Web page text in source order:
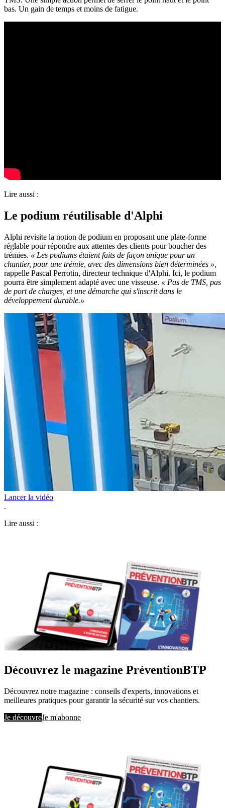
bas. Un gain de temps et moins de fatigue.
Lire aussi :
Le podium réutilisable d'Alphi
Alphi revisite la notion de podium en proposant une plate-forme
réglable pour répondre aux attentes des clients pour boucher des
trémies. « Les podiums étaient faits de façon unique pour un
chantier, pour une trémie, avec des dimensions bien déterminées »,
rappelle Pascal Perrotin, directeur technique d'Alphi. Ici, le podium
pourra être simplement adapté avec une visseuse. « Pas de TMS, pas
de port de charges, et une démarche qui s'inscrit dans le
développement durable.»
Lancer la vidéo
.
Lire aussi :
Découvrez le magazine PréventionBTP
Découvrez notre magazine : conseils d'experts, innovations et
meilleures pratiques pour garantir la sécurité sur vos chantiers.
Je découvreJe m'abonne